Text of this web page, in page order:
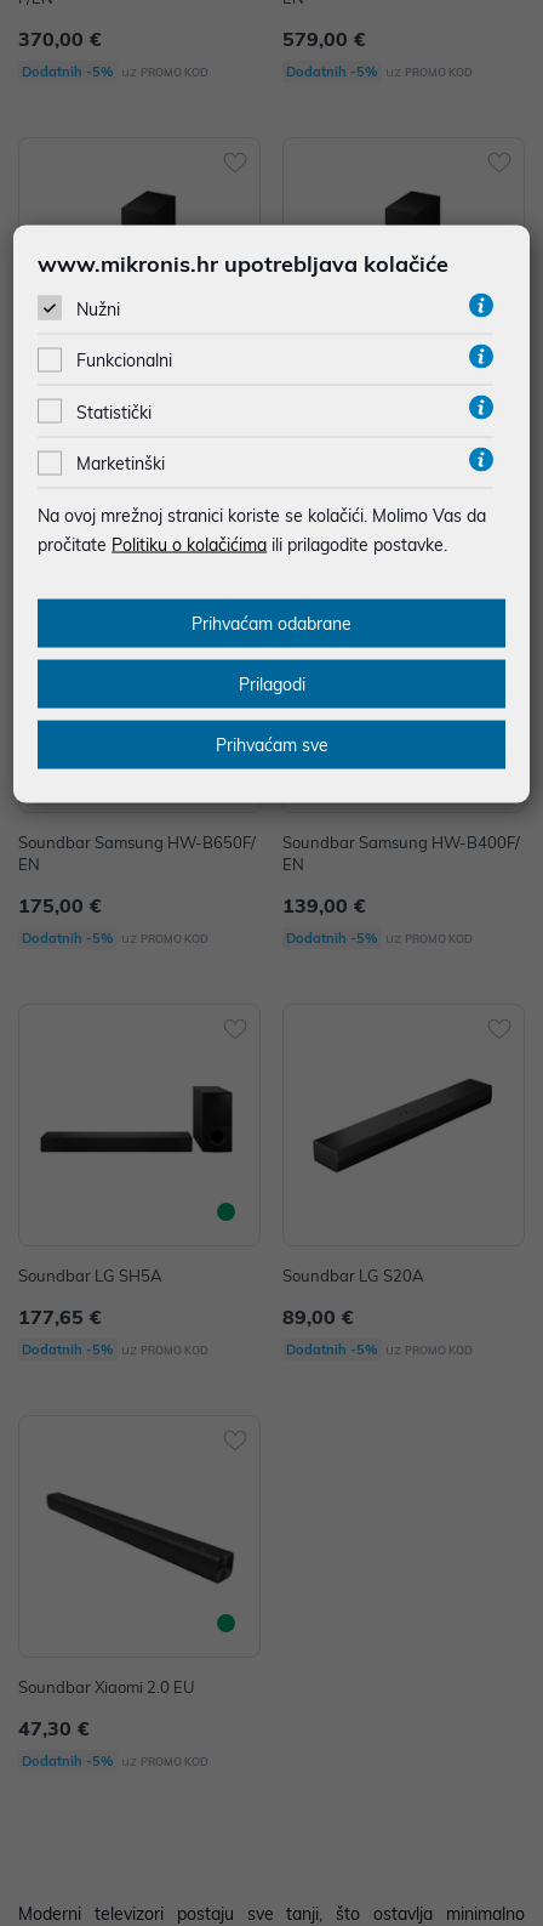
370,00 €
Dodatnih -5% uz PROMO KOD
579,00 €
Dodatnih -5% uz PROMO KOD
Soundbar Samsung HW-Q600F/
293,28 €
Dodatnih -5% uz
Soundbar Samsung HW-B750F/
Dodatnih -5%
Soundbar Samsung HW-B650F/
EN
175,00 €
Dodatnih -5% uz PROMO KOD
Soundbar Samsung HW-B400F/
EN
139,00 €
Dodatnih -5% uz PROMO KOD
Soundbar LG SH5A
177,65 €
Dodatnih -5% uz PROMO KOD
Soundbar LG S20A
89,00 €
Dodatnih -5% uz PROMO KOD
Soundbar Xiaomi 2.0 EU
47,30 €
Dodatnih -5% uz PROMO KOD
Moderni televizori postaju sve tanji, što ostavlja minimalno
www.mikronis.hr upotrebljava kolačiće
Nužni
Funkcionalni
Statistički
Marketinški
Na ovoj mrežnoj stranici koriste se kolačići. Molimo Vas da
pročitate Politiku o kolačićima ili prilagodite postavke.
Prihvaćam odabrane
Prilagodi
Prihvaćam sve